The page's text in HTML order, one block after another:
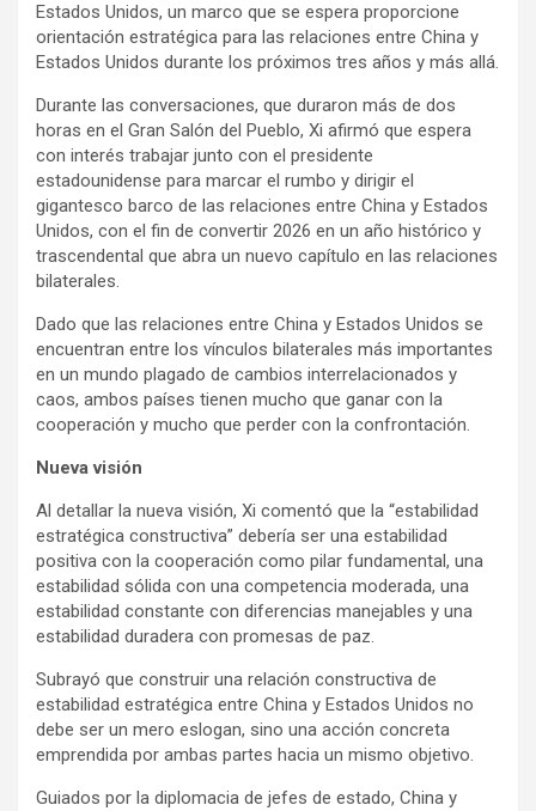
Estados Unidos, un marco que se espera proporcione
orientación estratégica para las relaciones entre China y
Estados Unidos durante los próximos tres años y más allá.
Durante las conversaciones, que duraron más de dos
horas en el Gran Salón del Pueblo, Xi afirmó que espera
con interés trabajar junto con el presidente
estadounidense para marcar el rumbo y dirigir el
gigantesco barco de las relaciones entre China y Estados
Unidos, con el fin de convertir 2026 en un año histórico y
trascendental que abra un nuevo capítulo en las relaciones
bilaterales.
Dado que las relaciones entre China y Estados Unidos se
encuentran entre los vínculos bilaterales más importantes
en un mundo plagado de cambios interrelacionados y
caos, ambos países tienen mucho que ganar con la
cooperación y mucho que perder con la confrontación.
Nueva visión
Al detallar la nueva visión, Xi comentó que la “estabilidad
estratégica constructiva” debería ser una estabilidad
positiva con la cooperación como pilar fundamental, una
estabilidad sólida con una competencia moderada, una
estabilidad constante con diferencias manejables y una
estabilidad duradera con promesas de paz.
Subrayó que construir una relación constructiva de
estabilidad estratégica entre China y Estados Unidos no
debe ser un mero eslogan, sino una acción concreta
emprendida por ambas partes hacia un mismo objetivo.
Guiados por la diplomacia de jefes de estado, China y